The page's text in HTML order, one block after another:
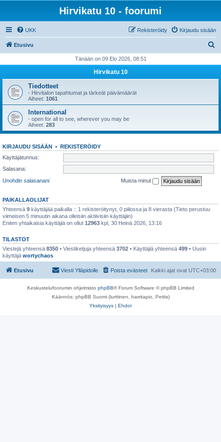
Hirvikatu 10 - foorumi
UKK Kirjaudu sisään
Rekisteröidy
Etusivu
i
Tänään on 09 Elo 2026, 08:51
Hirvikatu 10
Tiedotteet
- Hirvitalon tapahtumat ja tärkeät päivämäärät
Aiheet: 1061
International
- open for all to see, wherever you may be
Aiheet: 283
KIRJAUDU SISÄÄN • REKISTERÖIDY
Käyttäjätunnus:
Salasana:
Unohdin salasanani
Muista minut
PAIKALLAOLIJAT
Yhteensä 9 käyttäjää paikalla :: 1 rekisteröitynyt, 0 piilossa ja 8 vierasta (Tieto perustuu
viimeisen 5 minuutin aikana olleisiin aktiivisiin käyttäjiin)
Eniten yhtaikaisia käyttäjiä on ollut 12963 kpl, 30 Heinä 2026, 13:16
TILASTOT
Viestejä yhteensä 8350 • Viestiketjuja yhteensä 3702 • Käyttäjiä yhteensä 499 • Uusin
käyttäjä wortychaos
Etusivu Kaikki ajat ovat UTC+03:00
Poista evästeet
Viesti Ylläpidolle
Keskustelufoorumin ohjelmisto phpBB® Forum Software © phpBB Limited
Käännös: phpBB Suomi (lurttinen, harritapio, Pettis)
Yksityisyys | Ehdot